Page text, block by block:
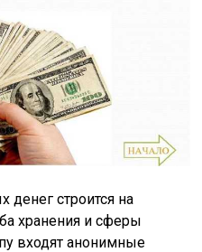
денег строится на
хранения и сферы
входят анонимные